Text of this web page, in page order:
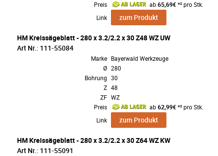
Preis
ab65,69€*² pro Stk.
Link
zum Produkt
HM Kreissägeblatt - 280 x 3.2/2.2 x 30 Z48 WZ UW
Art Nr.: 111-55084
Marke Bayerwald Werkzeuge
Ø 280
Bohrung 30
Z 48
ZF WZ
Preis
ab62,99€*² pro Stk.
Link
zum Produkt
HM Kreissägeblatt - 280 x 3.2/2.2 x 30 Z64 WZ KW
Art Nr.: 111-55091